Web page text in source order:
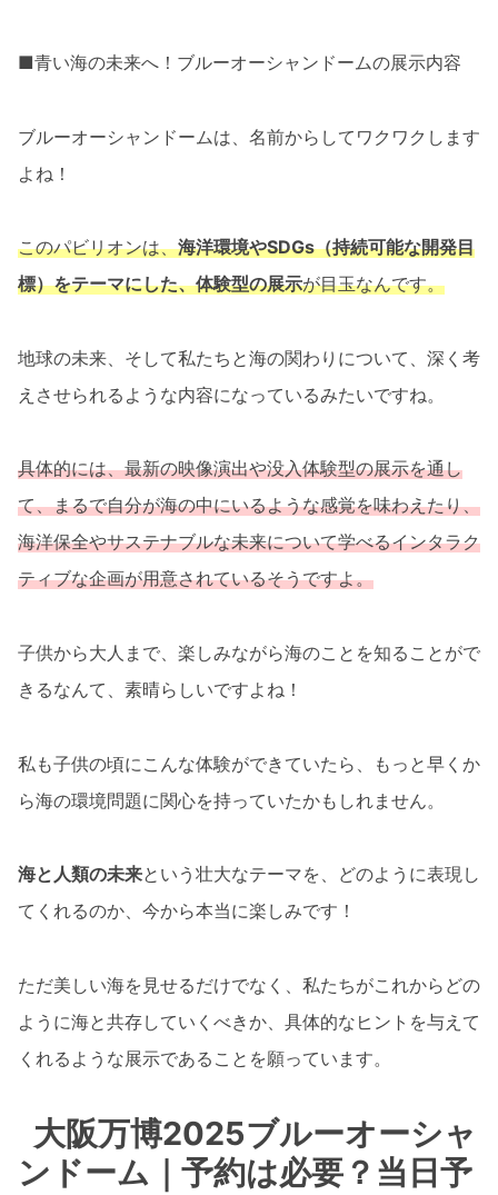
■青い海の未来へ！ブルーオーシャンドームの展示内容
ブルーオーシャンドームは、名前からしてワクワクします
よね！
このパビリオンは、海洋環境やSDGs（持続可能な開発目
標）をテーマにした、体験型の展示が目玉なんです。
地球の未来、そして私たちと海の関わりについて、深く考
えさせられるような内容になっているみたいですね。
具体的には、最新の映像演出や没入体験型の展示を通し
て、まるで自分が海の中にいるような感覚を味わえたり、
海洋保全やサステナブルな未来について学べるインタラク
ティブな企画が用意されているそうですよ。
子供から大人まで、楽しみながら海のことを知ることがで
きるなんて、素晴らしいですよね！
私も子供の頃にこんな体験ができていたら、もっと早くか
ら海の環境問題に関心を持っていたかもしれません。
海と人類の未来という壮大なテーマを、どのように表現し
てくれるのか、今から本当に楽しみです！
ただ美しい海を見せるだけでなく、私たちがこれからどの
ように海と共存していくべきか、具体的なヒントを与えて
くれるような展示であることを願っています。
大阪万博2025ブルーオーシャ
ンドーム｜予約は必要？当日予